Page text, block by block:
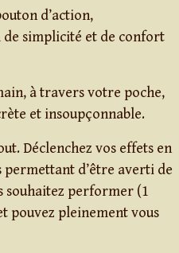
d’action,
de simplicité et de confort
à travers votre poche,
et insoupçonnable.
Déclenchez vos effets en
permettant d’être averti de
souhaitez performer (1
pouvez pleinement vous